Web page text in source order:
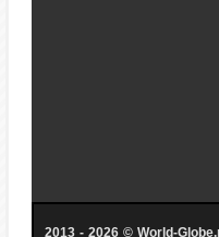
2013 - 2026 © World-